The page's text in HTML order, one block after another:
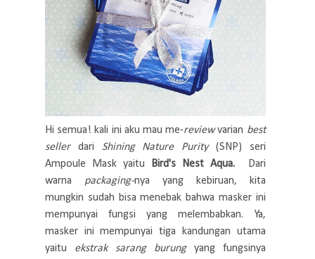
Hi semua! kali ini aku mau me-reviewvarian best
seller dari Shining Nature Purity (SNP) seri
Ampoule Mask yaitu
Bird's Nest Aqua.
Dari
warna packaging-nya yang kebiruan, kita
mungkin sudah bisa menebak bahwa masker ini
mempunyai fungsi yang melembabkan. Ya,
masker ini mempunyai tiga kandungan utama
yaitu ekstrak sarang burung yang fungsinya